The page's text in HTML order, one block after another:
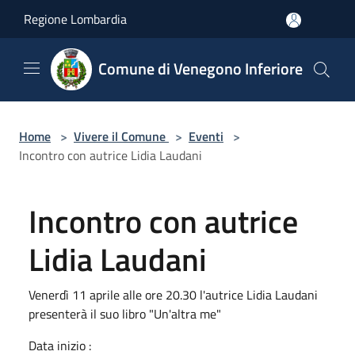
Regione Lombardia
Comune di Venegono Inferiore
Home > Vivere il Comune > Eventi >
Incontro con autrice Lidia Laudani
Incontro con autrice
Lidia Laudani
Venerdì 11 aprile alle ore 20.30 l'autrice Lidia Laudani
presenterà il suo libro "Un'altra me"
Data inizio :